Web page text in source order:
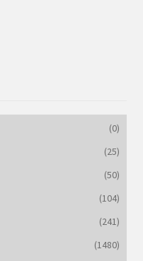
(0)
(25)
(50)
(104)
(241)
(1480)